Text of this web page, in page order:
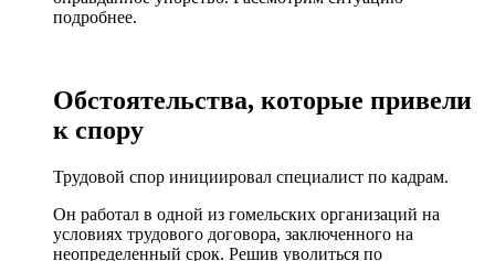
подробнее.
Обстоятельства, которые привели
к спору
Трудовой спор инициировал специалист по кадрам.
Он работал в одной из гомельских организаций на
условиях трудового договора, заключенного на
неопределенный срок. Решив уволиться по